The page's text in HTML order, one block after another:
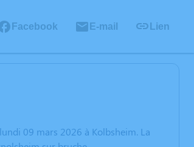
Facebook E-mail Lien
09 mars 2026 à Kolbsheim. La